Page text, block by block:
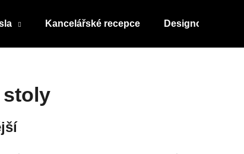
Kancelářské recepce Designové kousky
stoly
najít?